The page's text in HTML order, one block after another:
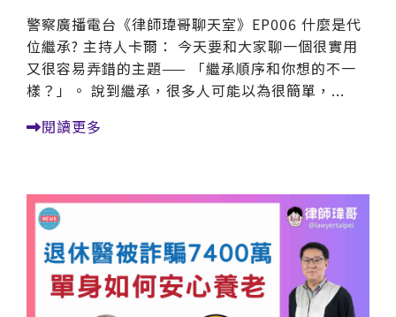
警察廣播電台《律師瑋哥聊天室》EP006 什麼是代
位繼承? 主持人卡爾： 今天要和大家聊一個很實用
又很容易弄錯的主題—— 「繼承順序和你想的不一
樣？」。 說到繼承，很多人可能以為很簡單，...
閱讀更多